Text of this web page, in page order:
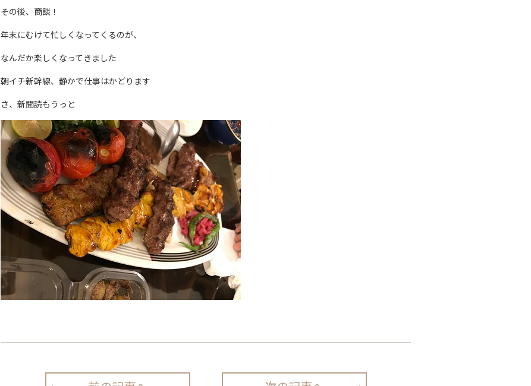
その後、商談！
年末にむけて忙しくなってくるのが、
なんだか楽しくなってきました
朝イチ新幹線、静かで仕事はかどります
さ、新聞読もうっと